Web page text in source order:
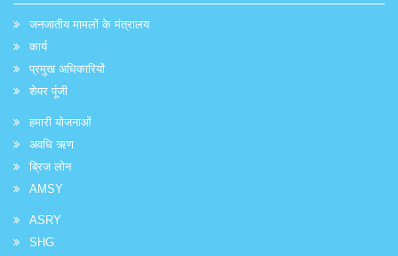
जनजातीय मामलों के मंत्रालय
कार्य
प्रमुख अधिकारियों
शेयर पूंजी
हमारी योजनाओं
अवधि ऋण
ब्रिज लोन
AMSY
ASRY
SHG